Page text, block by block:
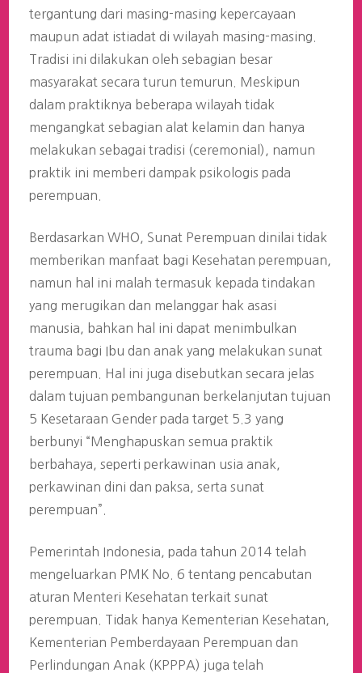
tergantung dari masing-masing kepercayaan
maupun adat istiadat di wilayah masing-masing.
Tradisi ini dilakukan oleh sebagian besar
masyarakat secara turun temurun. Meskipun
dalam praktiknya beberapa wilayah tidak
mengangkat sebagian alat kelamin dan hanya
melakukan sebagai tradisi (ceremonial), namun
praktik ini memberi dampak psikologis pada
perempuan.
Berdasarkan WHO, Sunat Perempuan dinilai tidak
memberikan manfaat bagi Kesehatan perempuan,
namun hal ini malah termasuk kepada tindakan
yang merugikan dan melanggar hak asasi
manusia, bahkan hal ini dapat menimbulkan
trauma bagi Ibu dan anak yang melakukan sunat
perempuan. Hal ini juga disebutkan secara jelas
dalam tujuan pembangunan berkelanjutan tujuan
5 Kesetaraan Gender pada target 5.3 yang
berbunyi “Menghapuskan semua praktik
berbahaya, seperti perkawinan usia anak,
perkawinan dini dan paksa, serta sunat
perempuan”.
Pemerintah Indonesia, pada tahun 2014 telah
mengeluarkan PMK No. 6 tentang pencabutan
aturan Menteri Kesehatan terkait sunat
perempuan. Tidak hanya Kementerian Kesehatan,
Kementerian Pemberdayaan Perempuan dan
Perlindungan Anak (KPPPA) juga telah